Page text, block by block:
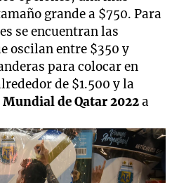
grande a $750. Para
se encuentran las
oscilan entre $350 y
para colocar en
de $1.500 y la
Mundial de Qatar 2022a